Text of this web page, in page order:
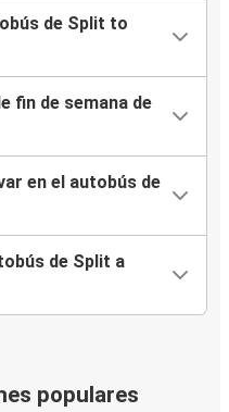
de Split to
fin de semana de
en el autobús de
de Split a
populares